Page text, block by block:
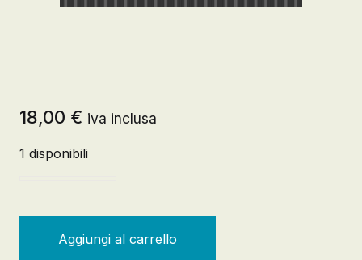
18,00 € iva inclusa
1 disponibili
Aggiungi al carrello